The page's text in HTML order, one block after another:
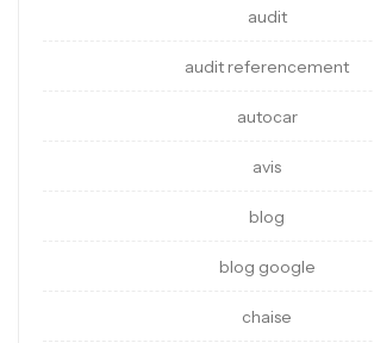
audit
audit referencement
autocar
avis
blog
blog google
chaise